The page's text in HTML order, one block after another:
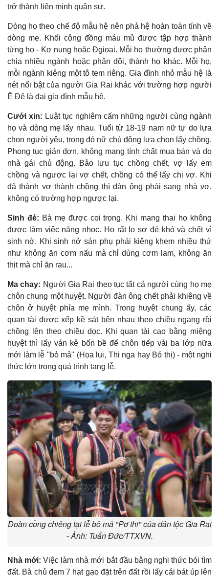
trở thành liên minh quân sự.
Dòng họ theo chế độ mẫu hệ nên phả hệ hoàn toàn tính về
dòng mẹ. Khối cộng đồng máu mủ được tập hợp thành
từng họ - Kơ nung hoặc Ðgioai. Mỗi họ thường được phân
chia nhiều ngành hoặc phân đôi, thành họ khác. Mỗi họ,
mỗi ngành kiêng một tô tem riêng. Gia đình nhỏ mẫu hệ là
nét nổi bật của người Gia Rai khác với trường hợp người
Ê Ðê là đại gia đình mẫu hệ.
Cưới xin: Luật tục nghiêm cấm những người cùng ngành
họ và dòng mẹ lấy nhau. Tuổi từ 18-19 nam nữ tự do lựa
chọn người yêu, trong đó nữ chủ động lựa chọn lấy chồng.
Phong tục giản đơn, không mang tính chất mua bán và do
nhà gái chủ động. Bảo lưu tục chồng chết, vợ lấy em
chồng và ngược lại vợ chết, chồng có thể lấy chị vợ. Khi
đã thành vợ thành chồng thì đàn ông phải sang nhà vợ,
không có trường hợp ngược lại.
Sinh đẻ: Bà mẹ được coi trọng. Khi mang thai họ không
được làm việc nặng nhọc. Họ rất lo sợ đẻ khó và chết vì
sinh nở. Khi sinh nở sản phụ phải kiêng khem nhiều thứ
như không ăn cơm nấu mà chỉ dùng cơm lam, không ăn
thịt mà chỉ ăn rau...
Ma chay: Người Gia Rai theo tục tất cả người cùng họ mẹ
chôn chung một huyệt. Người đàn ông chết phải khiêng về
chôn ở huyệt phía mẹ mình. Trong huyệt chung ấy, các
quan tài được xếp kề sát bên nhau theo chiều ngang rồi
chồng lên theo chiều dọc. Khi quan tài cao bằng miệng
huyệt thì lấy ván kê bốn bề để chôn tiếp vài ba lớp nữa
mới làm lễ "bỏ mả" (Họa lui, Thi nga hay Bó thi) - một nghi
thức lớn trong quá trình tang lễ.
Đoàn cồng chiêng tại lễ bỏ mả "Pơ thi" của dân tộc Gia Rai
- Ảnh: Tuấn Đức/TTXVN.
Nhà mới: Việc làm nhà mới bắt đầu bằng nghi thức bói tìm
đất. Bà chủ đem 7 hạt gạo đặt trên đất rồi lấy cái bát úp lên